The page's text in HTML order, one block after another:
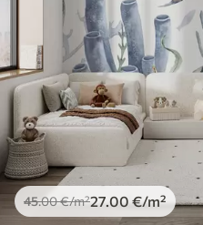
45.00€/m²27.00 €/m²